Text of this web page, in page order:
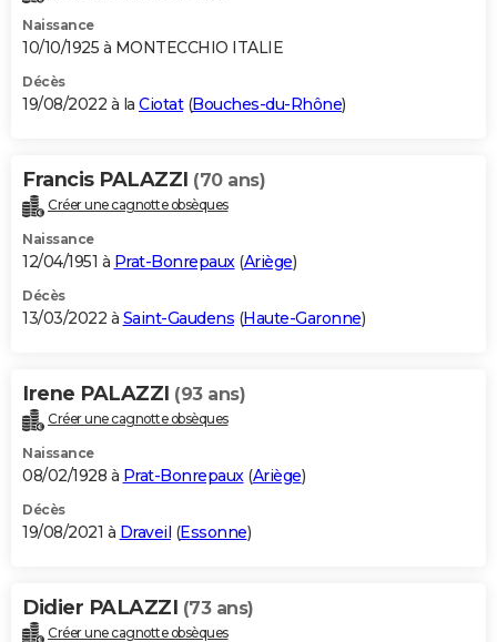
Naissance
10/10/1925 à MONTECCHIO ITALIE
Décès
19/08/2022 à la Ciotat(Bouches-du-Rhône)
Francis PALAZZI (70 ans)
Créer une cagnotte obsèques
Naissance
12/04/1951 à Prat-Bonrepaux(Ariège)
Décès
13/03/2022 à Saint-Gaudens (Haute-Garonne)
Irene PALAZZI (93 ans)
Créer une cagnotte obsèques
Naissance
08/02/1928 à Prat-Bonrepaux (Ariège)
Décès
19/08/2021 à Draveil (Essonne)
Didier PALAZZI (73 ans)
Créer une cagnotte obsèques